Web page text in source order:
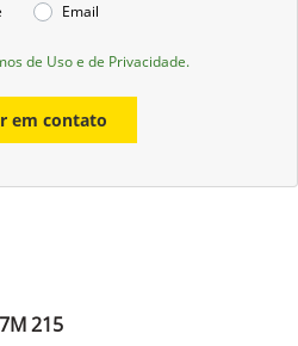
Email
de Uso e de Privacidade.
em contato
7M 215